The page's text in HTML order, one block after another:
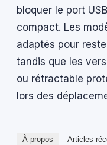
bloquer le port
compact. Les
adaptés pour
tandis que les
ou rétractable
lors des
À propos Articles